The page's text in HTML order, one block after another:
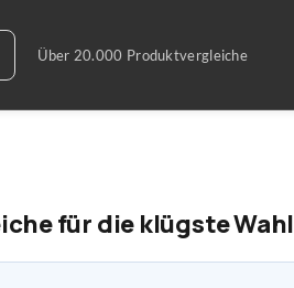
für die klügste Wahl